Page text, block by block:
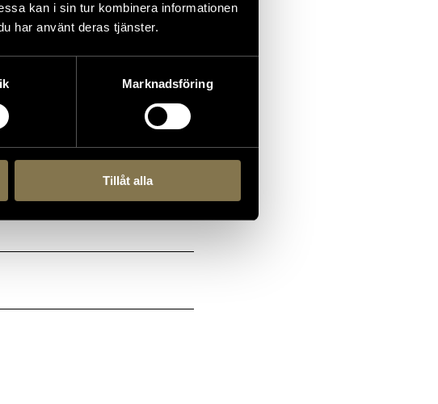
kan i sin tur kombinera informationen
har använt deras tjänster.
Marknadsföring
Tillåt alla